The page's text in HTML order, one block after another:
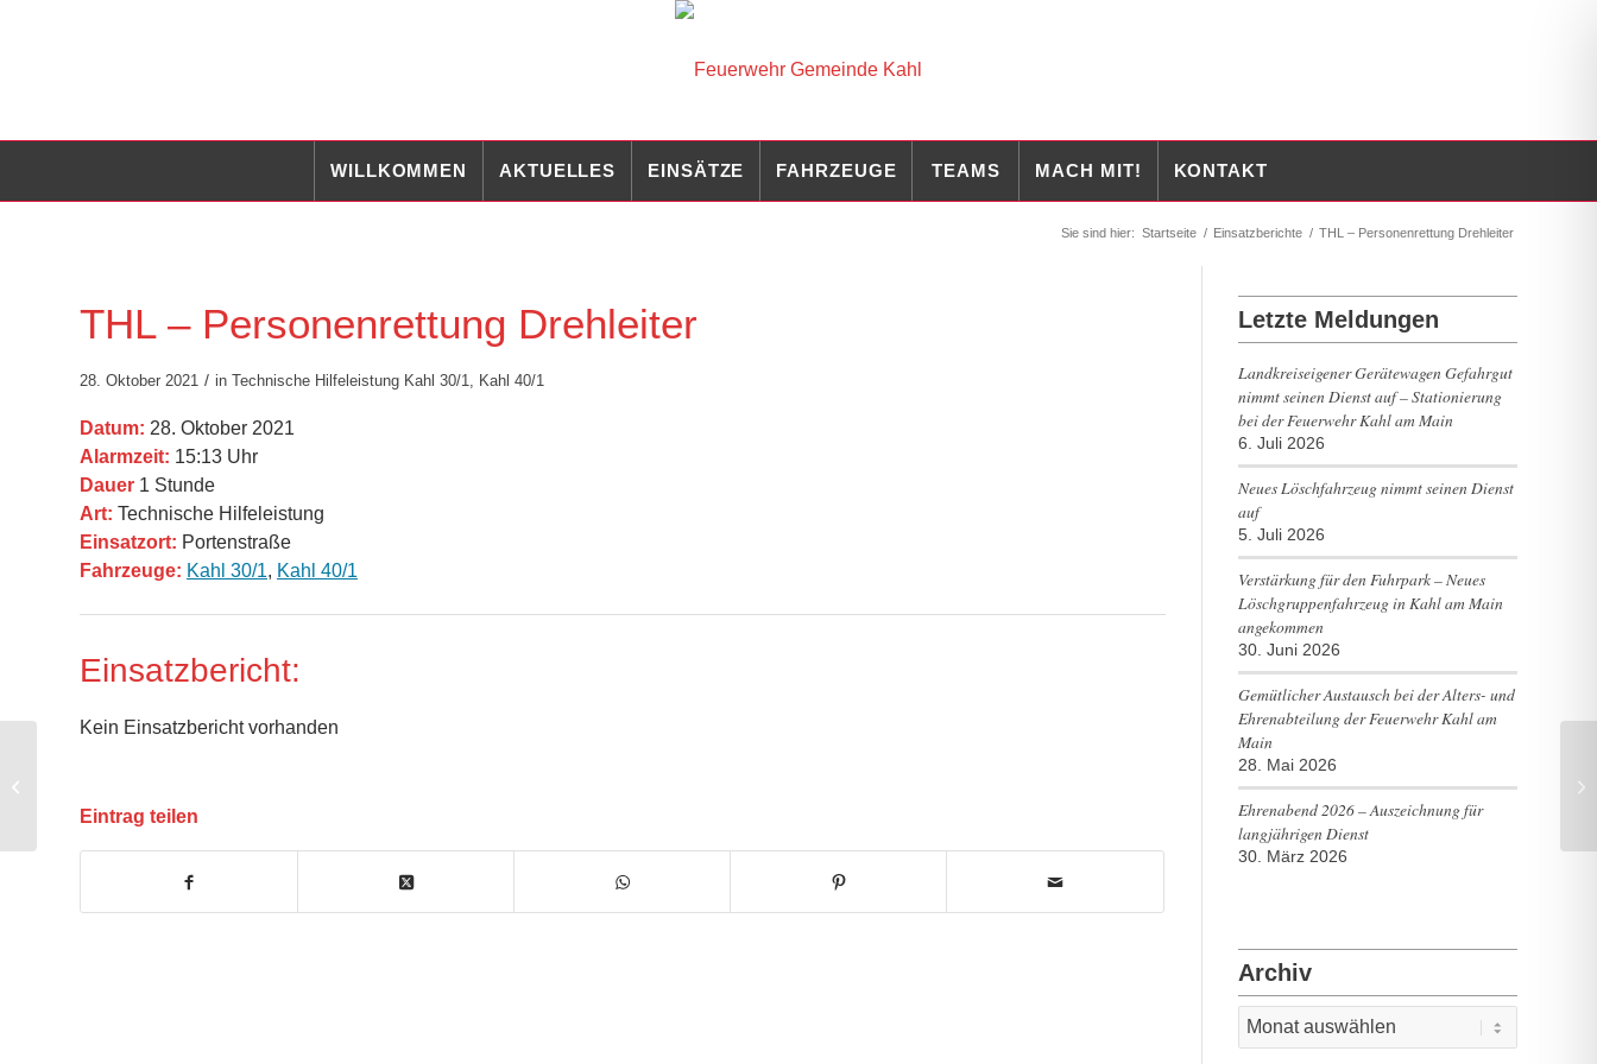
WILLKOMMEN AKTUELLES EINSÄTZE FAHRZEUGE TEAMS MACH MIT! KONTAKT
Sie sind hier: Startseite / Einsatzberichte / THL – Personenrettung Drehleiter
THL – Personenrettung Drehleiter
28. Oktober 2021 / in Technische Hilfeleistung Kahl 30/1, Kahl 40/1
Datum: 28. Oktober 2021
Alarmzeit: 15:13 Uhr
Dauer 1 Stunde
Art: Technische Hilfeleistung
Einsatzort: Portenstraße
Fahrzeuge: Kahl 30/1, Kahl 40/1
Einsatzbericht:
Kein Einsatzbericht vorhanden
Eintrag teilen
Letzte Meldungen
Landkreiseigener Gerätewagen Gefahrgut
nimmt seinen Dienst auf – Stationierung
bei der Feuerwehr Kahl am Main
6. Juli 2026
Neues Löschfahrzeug nimmt seinen Dienst
auf
5. Juli 2026
Verstärkung für den Fuhrpark – Neues
Löschgruppenfahrzeug in Kahl am Main
angekommen
30. Juni 2026
Gemütlicher Austausch bei der Alters- und
Ehrenabteilung der Feuerwehr Kahl am
Main
28. Mai 2026
Ehrenabend 2026 – Auszeichnung für
langjährigen Dienst
30. März 2026
Archiv